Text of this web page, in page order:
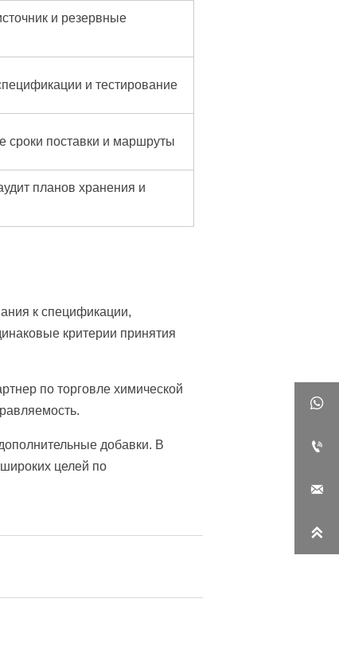
и резервные
и тестирование
сроки поставки и маршруты
планов хранения и
к спецификации,
критерии принятия
по торговле химической
добавки. В
целей по



